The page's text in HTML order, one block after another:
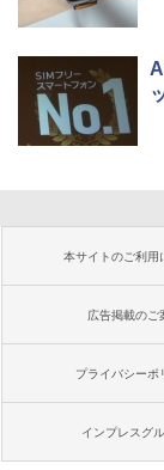
本サイトのご利用
広告掲載のご
プライバシーポ
インプレスグ